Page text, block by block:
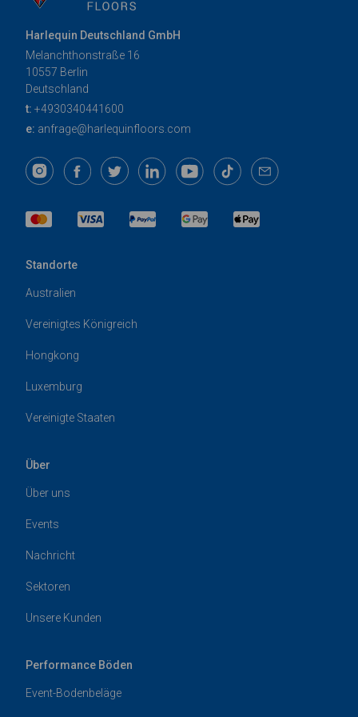
Harlequin Deutschland GmbH
Melanchthonstraße 16
10557 Berlin
Deutschland
t: +4930340441600
e: anfrage@harlequinfloors.com
Standorte
Australien
Vereinigtes Königreich
Hongkong
Luxemburg
Vereinigte Staaten
Über
Über uns
Events
Nachricht
Sektoren
Unsere Kunden
Performance Böden
Event-Bodenbeläge